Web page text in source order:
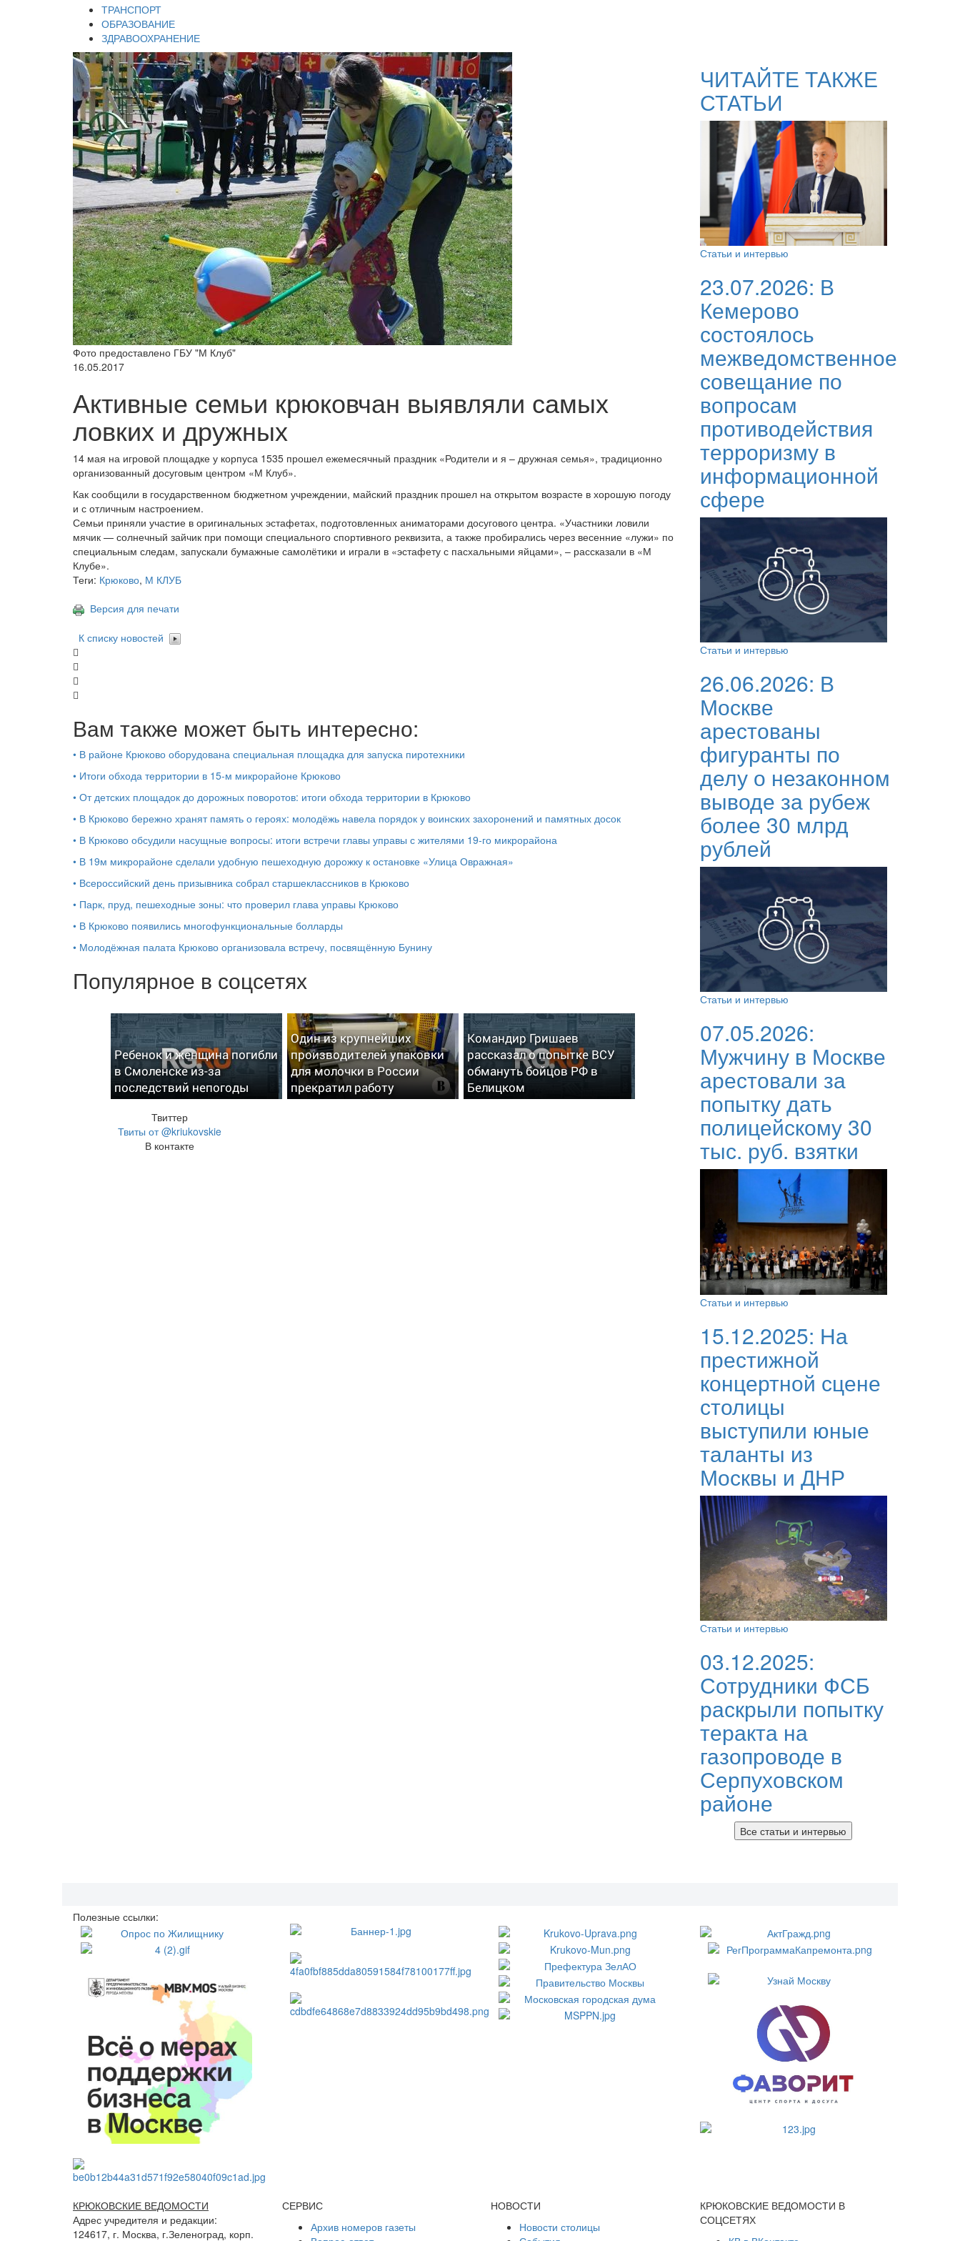
ТРАНСПОРТ
ОБРАЗОВАНИЕ
ЗДРАВООХРАНЕНИЕ
Фото предоставлено ГБУ "М Клуб"
16.05.2017
Активные семьи крюковчан выявляли самых
ловких и дружных
14 мая на игровой площадке у корпуса 1535 прошел ежемесячный праздник «Родители и я – дружная семья», традиционно
организованный досуговым центром «М Клуб».
Как сообщили в государственном бюджетном учреждении, майский праздник прошел на открытом возрасте в хорошую погоду
и с отличным настроением.
Семьи приняли участие в оригинальных эстафетах, подготовленных аниматорами досугового центра. «Участники ловили
мячик — солнечный зайчик при помощи специального спортивного реквизита, а также пробирались через весенние «лужи» по
специальным следам, запускали бумажные самолётики и играли в «эстафету с пасхальными яйцами», – рассказали в «М
Клубе».
Теги: Крюково, М КЛУБ
Версия для печати
К списку новостей
Вам также может быть интересно:
• В районе Крюково оборудована специальная площадка для запуска пиротехники
• Итоги обхода территории в 15‑м микрорайоне Крюково
• От детских площадок до дорожных поворотов: итоги обхода территории в Крюково
• В Крюково бережно хранят память о героях: молодёжь навела порядок у воинских захоронений и памятных досок
• В Крюково обсудили насущные вопросы: итоги встречи главы управы с жителями 19‑го микрорайона
• В 19м микрорайоне сделали удобную пешеходную дорожку к остановке «Улица Овражная»
• Всероссийский день призывника собрал старшеклассников в Крюково
• Парк, пруд, пешеходные зоны: что проверил глава управы Крюково
• В Крюково появились многофункциональные болларды
• Молодёжная палата Крюково организовала встречу, посвящённую Бунину
Популярное в соцсетях
Ребенок и женщина погибли
в Смоленске из-за
последствий непогоды
Один из крупнейших
производителей упаковки
для молочки в России
прекратил работу
Командир Гришаев
рассказал о попытке ВСУ
обмануть бойцов РФ в
Белицком
Твиттер
Твиты от @kriukovskie
В контакте
ЧИТАЙТЕ ТАКЖЕ
СТАТЬИ
Статьи и интервью
23.07.2026: В
Кемерово
состоялось
межведомственное
совещание по
вопросам
противодействия
терроризму в
информационной
сфере
Статьи и интервью
26.06.2026: В
Москве
арестованы
фигуранты по
делу о незаконном
выводе за рубеж
более 30 млрд
рублей
Статьи и интервью
07.05.2026:
Мужчину в Москве
арестовали за
попытку дать
полицейскому 30
тыс. руб. взятки
Статьи и интервью
15.12.2025: На
престижной
концертной сцене
столицы
выступили юные
таланты из
Москвы и ДНР
Статьи и интервью
03.12.2025:
Сотрудники ФСБ
раскрыли попытку
теракта на
газопроводе в
Серпуховском
районе
Все статьи и интервью
Полезные ссылки:
КРЮКОВСКИЕ ВЕДОМОСТИ
Адрес учредителя и редакции:
124617, г. Москва, г.Зеленоград, корп.
СЕРВИС
Архив номеров газеты
НОВОСТИ
Новости столицы
КРЮКОВСКИЕ ВЕДОМОСТИ В
СОЦСЕТЯХ